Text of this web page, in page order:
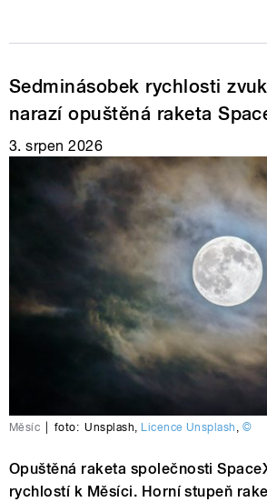
Sedminásobek rychlosti
narazí opuštěná raketa
3. srpen 2026
Měsíc foto: Unsplash, Licence Unsplash , ©
Opuštěná raketa společnosti
rychlostí k Měsíci. Horní stupeň